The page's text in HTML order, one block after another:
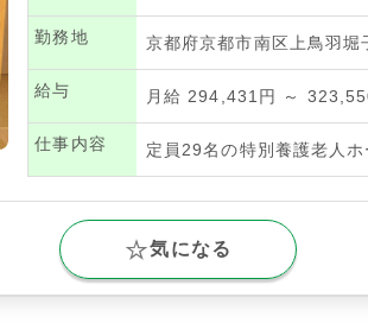
勤務地 京都府京都市南区上鳥羽堀
給与 月給 294,431円 ～
仕事内容 定員29名の特別養護老人
気になる